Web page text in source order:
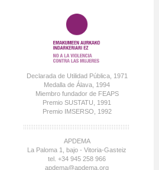
Declarada de Utilidad Pública, 1971
Medalla de Álava, 1994
Miembro fundador de FEAPS
Premio SUSTATU, 1991
Premio IMSERSO, 1992
APDEMA
La Paloma 1, bajo - Vitoria-Gasteiz
tel. +34 945 258 966
apdema@apdema.org